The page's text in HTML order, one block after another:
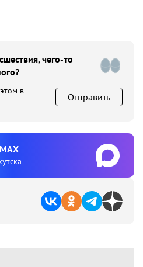
чего-то
в
Отправить